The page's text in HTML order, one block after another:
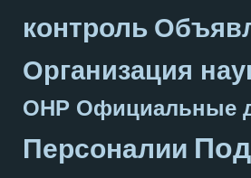
контроль
Организация
ОНР Официальные
Персоналии